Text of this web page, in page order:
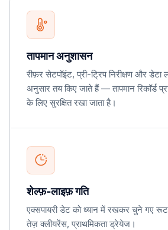
तापमान अनुशासन
रीफ़र सेटपॉइंट, प्री-ट्रिप निरीक्षण और डेटा
अनुसार तय किए जाते हैं — तापमान रिकॉर्ड
के लिए सुरक्षित रखा जाता है।
शेल्फ़-लाइफ़ गति
एक्सपायरी डेट को ध्यान में रखकर चुने गए
तेज़ क्लीयरेंस, प्राथमिकता ड्रेयेज।